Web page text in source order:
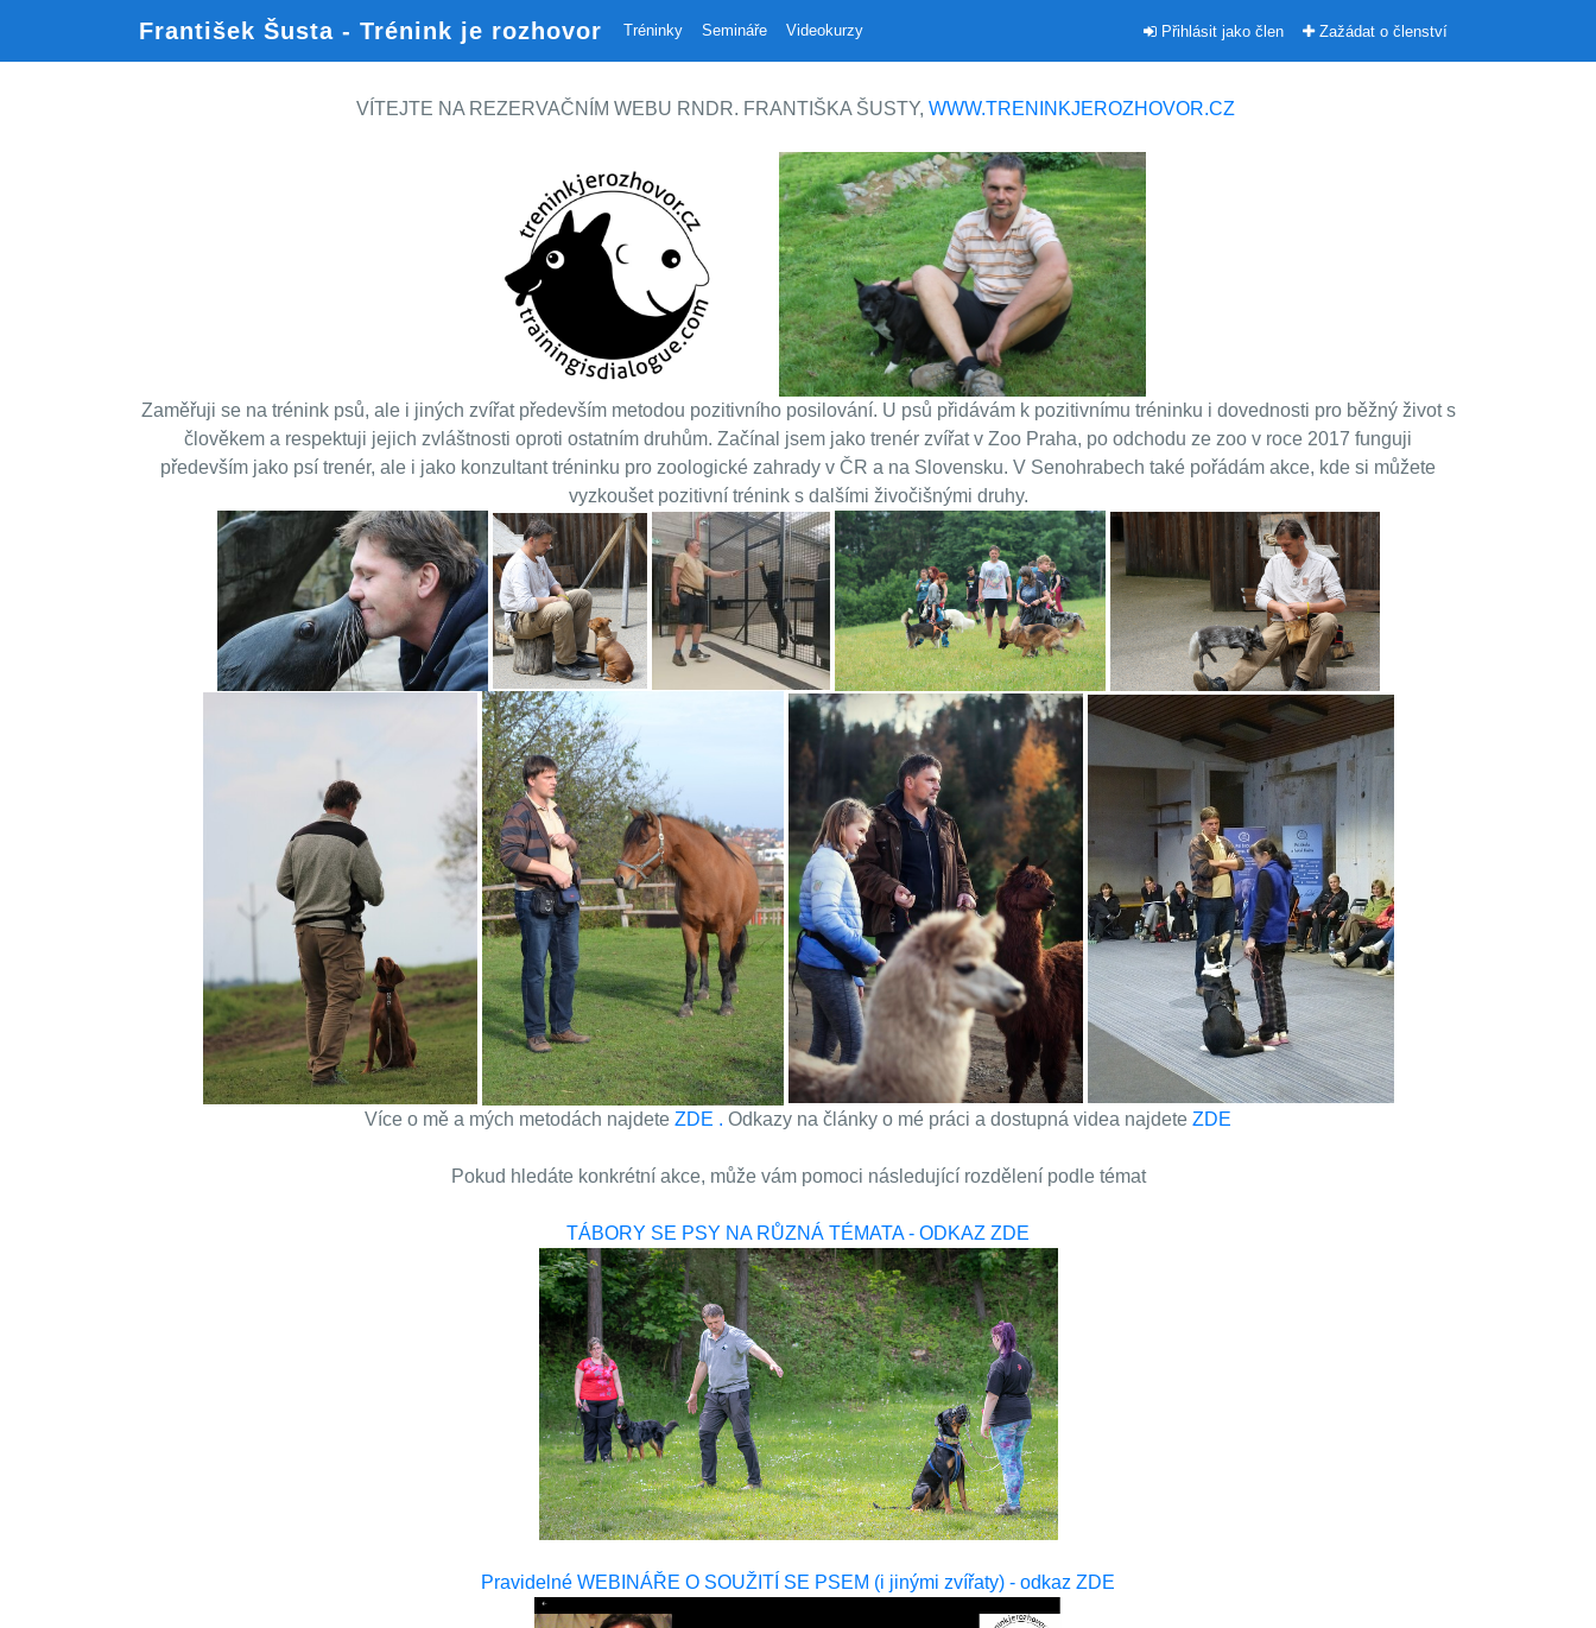
František Šusta - Trénink je rozhovor Tréninky Semináře Videokurzy Přihlásit jako člen Zažádat o členství
VÍTEJTE NA REZERVAČNÍM WEBU RNDR. FRANTIŠKA ŠUSTY, WWW.TRENINKJEROZHOVOR.CZ
Zaměřuji se na trénink psů, ale i jiných zvířat především metodou pozitivního posilování. U psů přidávám k pozitivnímu tréninku i dovednosti pro běžný život s
člověkem a respektuji jejich zvláštnosti oproti ostatním druhům. Začínal jsem jako trenér zvířat v Zoo Praha, po odchodu ze zoo v roce 2017 funguji
především jako psí trenér, ale i jako konzultant tréninku pro zoologické zahrady v ČR a na Slovensku. V Senohrabech také pořádám akce, kde si můžete
vyzkoušet pozitivní trénink s dalšími živočišnými druhy.
Více o mě a mých metodách najdete ZDE . Odkazy na články o mé práci a dostupná videa najdete ZDE
Pokud hledáte konkrétní akce, může vám pomoci následující rozdělení podle témat
TÁBORY SE PSY NA RŮZNÁ TÉMATA - ODKAZ ZDE
Pravidelné WEBINÁŘE O SOUŽITÍ SE PSEM (i jinými zvířaty) - odkaz ZDE